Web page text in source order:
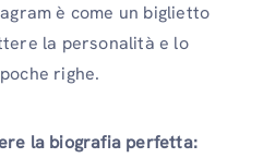
è come un biglietto
la personalità e lo
righe.
la biografia perfetta: